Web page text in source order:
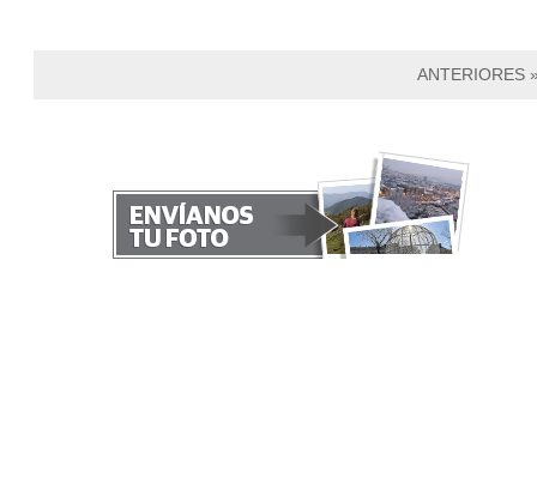
ANTERIORES